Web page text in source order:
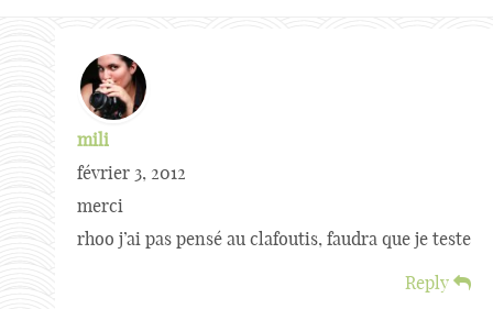
mili
février 3, 2012
merci
rhoo j’ai pas pensé au clafoutis, faudra que je teste
Reply